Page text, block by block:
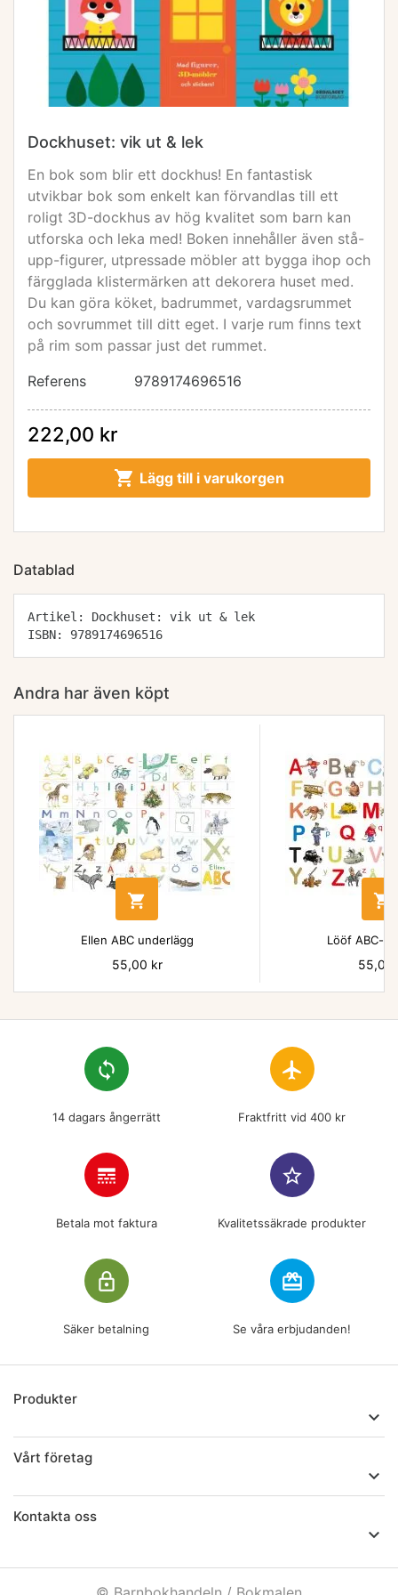
Dockhuset: vik ut & lek
En bok som blir ett dockhus! En fantastisk
utvikbar bok som enkelt kan förvandlas till ett
roligt 3D-dockhus av hög kvalitet som barn kan
utforska och leka med! Boken innehåller även stå-
upp-figurer, utpressade möbler att bygga ihop och
färgglada klistermärken att dekorera huset med.
Du kan göra köket, badrummet, vardagsrummet
och sovrummet till ditt eget. I varje rum finns text
på rim som passar just det rummet.
Referens
9789174696516
222,00 kr
 Lägg till i varukorgen
Datablad
Artikel: Dockhuset: vik ut & lek
ISBN: 9789174696516
Andra har även köpt

Ellen ABC underlägg
Pris
55,00 kr

Lööf ABC-
Pris
55,00
loop
14 dagars ångerrätt
flight
Fraktfritt vid 400 kr
line_style
Betala mot faktura
star_border
Kvalitetssäkrade produkter
lock_outline
Säker betalning
redeem
Se våra erbjudanden!
Produkter

Vårt företag

Kontakta oss
